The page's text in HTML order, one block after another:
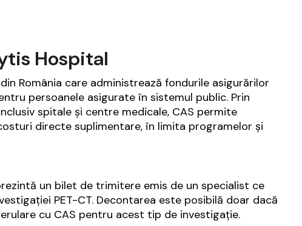
Hospital
România care administrează fondurile asigurărilor
persoanele asigurate în sistemul public. Prin
spitale și centre medicale, CAS permite
directe suplimentare, în limita programelor și
un bilet de trimitere emis de un specialist ce
PET-CT. Decontarea este posibilă doar dacă
cu CAS pentru acest tip de investigație.